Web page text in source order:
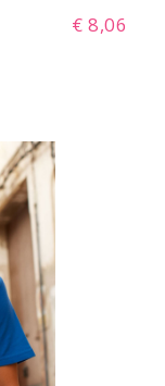
€ 8,06